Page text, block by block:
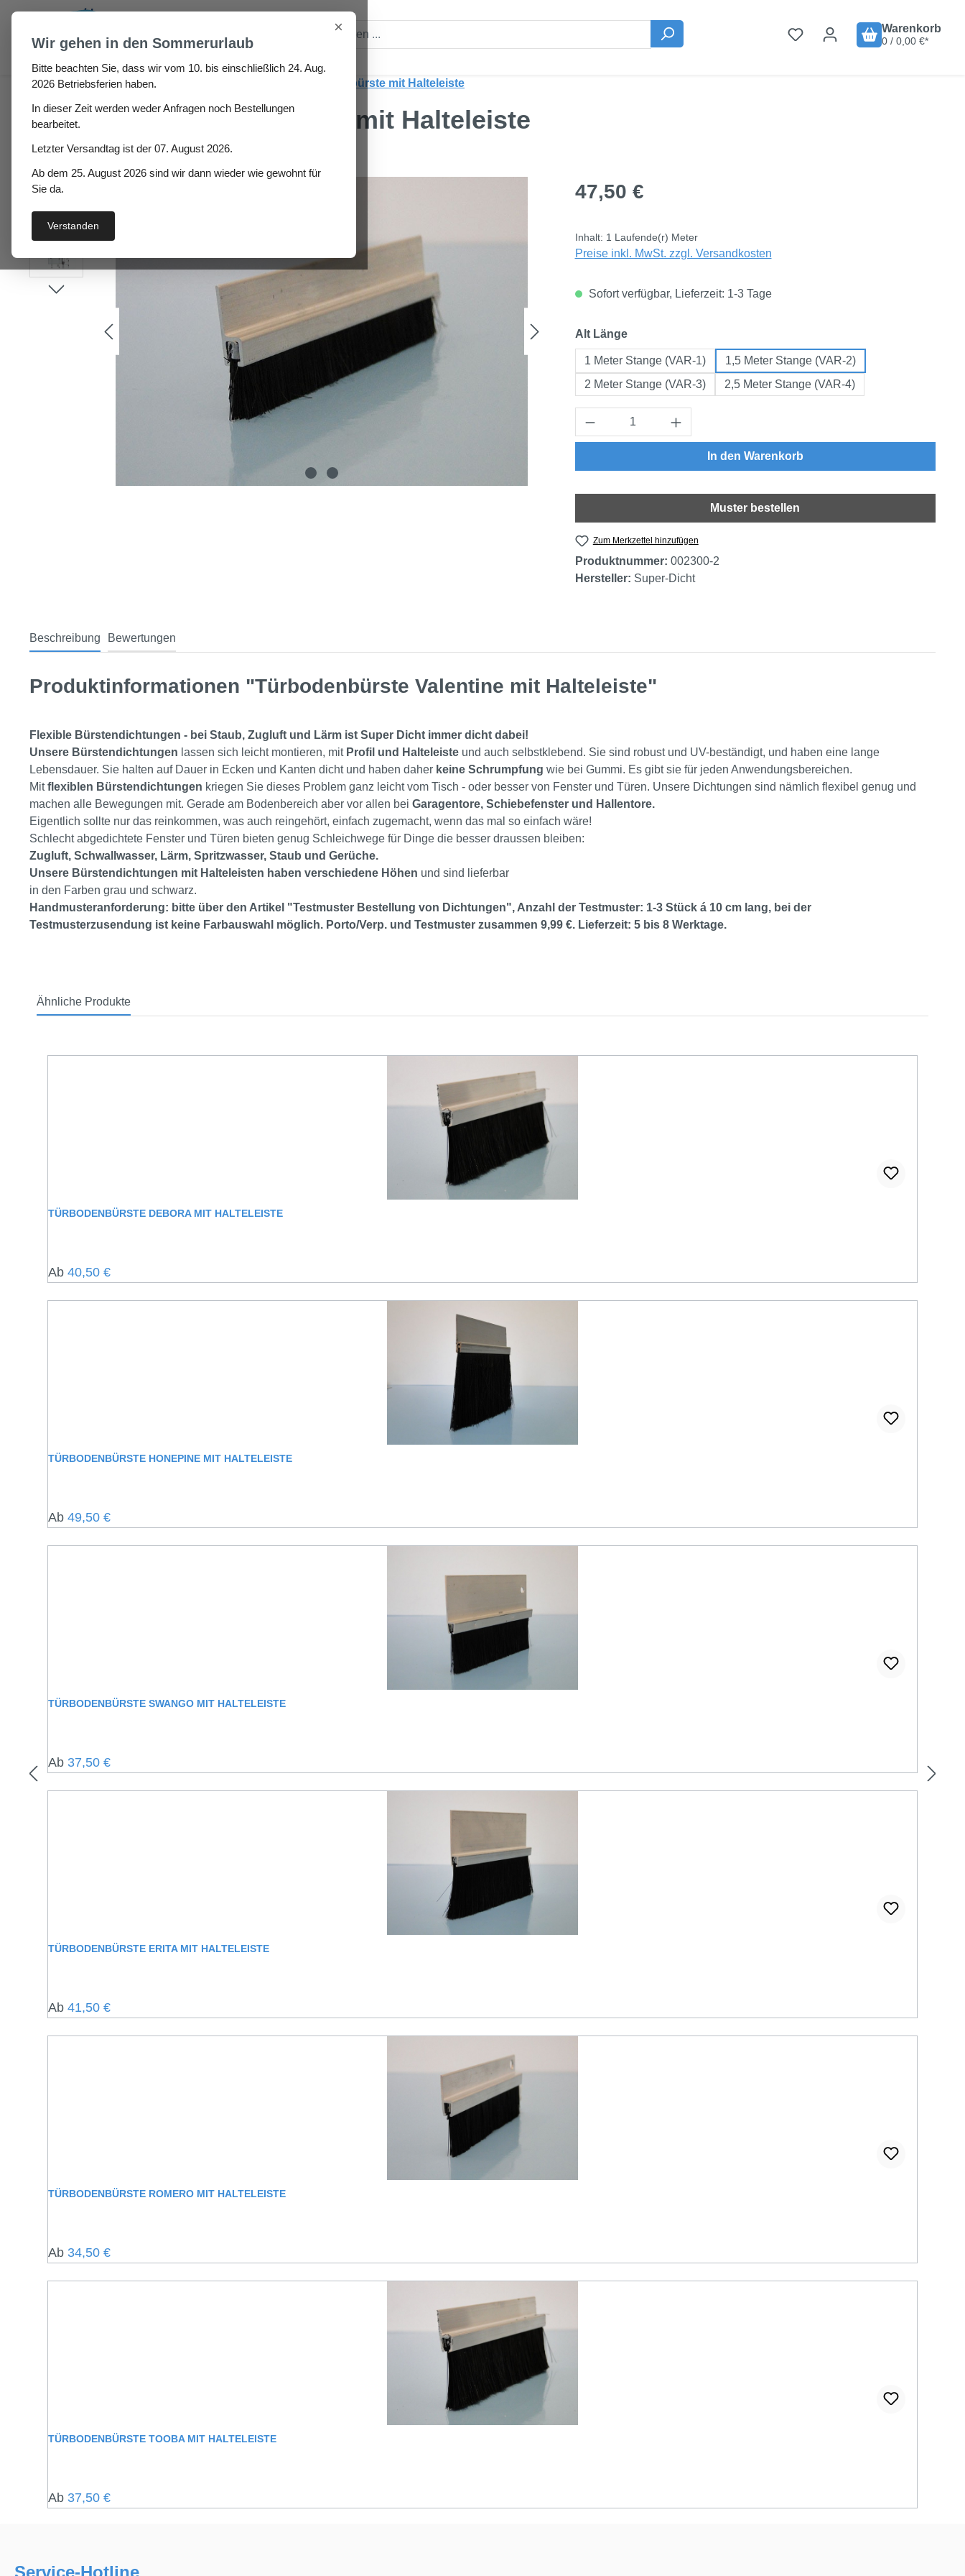
Hauptinhalt springen
Zur Suche springen
Warenkorb
0 / 0,00 €*
Haus Garagen / Roll- & Hallentordichtungen Türbodenbürste mit Halteleiste
Türbodenbürste Valentine mit Halteleiste
Bildergalerie überspringen Regulärer Preis:
47,50 €
Inhalt: 1 Laufende(r) Meter
Preise inkl. MwSt. zzgl. Versandkosten
Sofort verfügbar, Lieferzeit: 1-3 Tage
Alt Längeauswählen
1 Meter Stange (VAR-1)
1,5 Meter Stange (VAR-2)
2 Meter Stange (VAR-3)
2,5 Meter Stange (VAR-4)
Produkt Anzahl: Gib den gewünschten Wert ein
In den Warenkorb
Muster bestellen
Zum Merkzettel hinzufügen
Produktnummer: 002300-2
Hersteller: Super-Dicht
Beschreibung Bewertungen
Produktinformationen "Türbodenbürste Valentine mit Halteleiste"
Flexible Bürstendichtungen - bei Staub, Zugluft und Lärm ist Super Dicht immer dicht dabei!
Unsere Bürstendichtungen lassen sich leicht montieren, mit Profil und Halteleiste und auch selbstklebend. Sie sind robust und UV-beständigt, und haben eine lange
Lebensdauer. Sie halten auf Dauer in Ecken und Kanten dicht und haben daher keine Schrumpfung wie bei Gummi. Es gibt sie für jeden Anwendungsbereichen.
Mitflexiblen Bürstendichtungen kriegen Sie dieses Problem ganz leicht vom Tisch - oder besser von Fenster und Türen. Unsere Dichtungen sind nämlich flexibel genug und
machen alle Bewegungen mit. Gerade am Bodenbereich aber vor allen bei Garagentore, Schiebefenster und Hallentore.
Eigentlich sollte nur das reinkommen, was auch reingehört, einfach zugemacht, wenn das mal so einfach wäre!
Schlecht abgedichtete Fenster und Türen bieten genug Schleichwege für Dinge die besser draussen bleiben:
Zugluft, Schwallwasser, Lärm, Spritzwasser, Staub und Gerüche.
Unsere Bürstendichtungen mit Halteleisten haben verschiedene Höhen und sind lieferbar
in den Farben grau und schwarz.
Handmusteranforderung: bitte über den Artikel "Testmuster Bestellung von Dichtungen", Anzahl der Testmuster: 1-3 Stück á 10 cm lang, bei der
Testmusterzusendung ist keine Farbauswahl möglich. Porto/Verp. und Testmuster zusammen 9,99 €. Lieferzeit: 5 bis 8 Werktage.
Ähnliche Produkte
TÜRBODENBÜRSTE DEBORA MIT HALTELEISTE
Regulärer Preis:
Ab 40,50 €
TÜRBODENBÜRSTE HONEPINE MIT HALTELEISTE
Regulärer Preis:
Ab 49,50 €
TÜRBODENBÜRSTE SWANGO MIT HALTELEISTE
Regulärer Preis:
Ab 37,50 €
TÜRBODENBÜRSTE ERITA MIT HALTELEISTE
Regulärer Preis:
Ab 41,50 €
TÜRBODENBÜRSTE ROMERO MIT HALTELEISTE
Regulärer Preis:
Ab 34,50 €
TÜRBODENBÜRSTE TOOBA MIT HALTELEISTE
Regulärer Preis:
Ab 37,50 €
×
Wir gehen in den Sommerurlaub
Bitte beachten Sie, dass wir vom 10. bis einschließlich 24. Aug.
2026 Betriebsferien haben.
In dieser Zeit werden weder Anfragen noch Bestellungen
bearbeitet.
Letzter Versandtag ist der 07. August 2026.
Ab dem 25. August 2026 sind wir dann wieder wie gewohnt für
Sie da.
Verstanden